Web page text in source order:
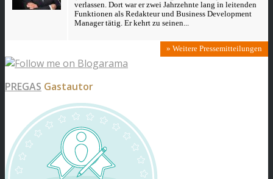
verlassen. Dort war er zwei Jahrzehnte lang in leitenden
Funktionen als Redakteur und Business Development
Manager tätig. Er kehrt zu seinen...
» Weitere Pressemitteilungen
PREGAS Gastautor